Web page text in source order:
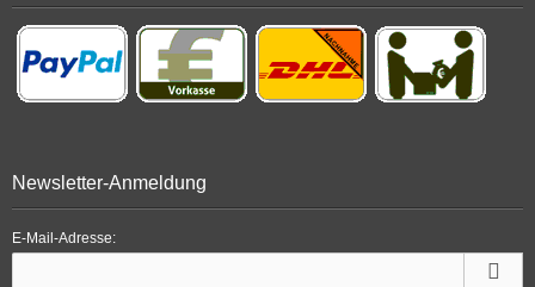
Newsletter-Anmeldung
E-Mail-Adresse: